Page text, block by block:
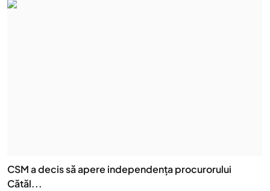
CSM a decis să apere independența procurorului
Cătăl...